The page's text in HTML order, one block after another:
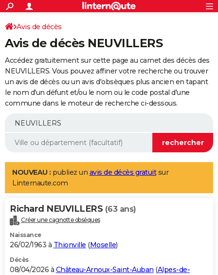
ACTUALITÉS
Politique
Société
Faits Divers
Education
Monde
Villes
+
SPORT
Coupe du monde 2026
Football
Tennis
Cyclisme
Rugby
Forum
Programme TV
TNT
Streaming
Cinéma
Sorties cinéma
Musique
+
FINANCE
Impôts
Immobilier
Risques naturels par ville
Banque
Assurance
Crédit
AUTO
Essais
Réserver un essai
Citadines
Berlines
SUV
Forum auto
+
Mobiles
Meilleur smartphone
Internet
Ordinateurs
Jeux vidéo
Guide high-tech
Aménagement intérieur
LIFESTYLE
Art de vivre
Bien-être
Loisirs
Mode
Modes de vie
Alimentation
Guide de la santé
Maladies
Médicaments
Sommeil
VOYAGE
Destinations
City break
Voyage nature
Voyage de noces
Forum
Climat
+PHOTO
GUIDES D'ACHAT
BONS PLANS
Avis de décès
Avis de décès NEUVILLERS
Accédez gratuitement sur cette page au carnet des décès des
NEUVILLERS. Vous pouvez affiner votre recherche ou trouver
un avis de décès ou un avis d'obsèques plus ancien en tapant
le nom d'un défunt et/ou le nom ou le code postal d'une
commune dans le moteur de recherche ci-dessous.
NOUVEAU : publiez un avis de décès gratuitsur
Linternaute.com
Richard NEUVILLERS (63 ans)
Créer une cagnotte obsèques
Naissance
26/02/1963 à Thionville (Moselle)
Décès
08/04/2026 à Château-Arnoux-Saint-Auban (Alpes-de-